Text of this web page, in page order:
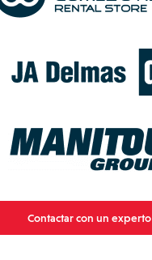
Contactar con un experto